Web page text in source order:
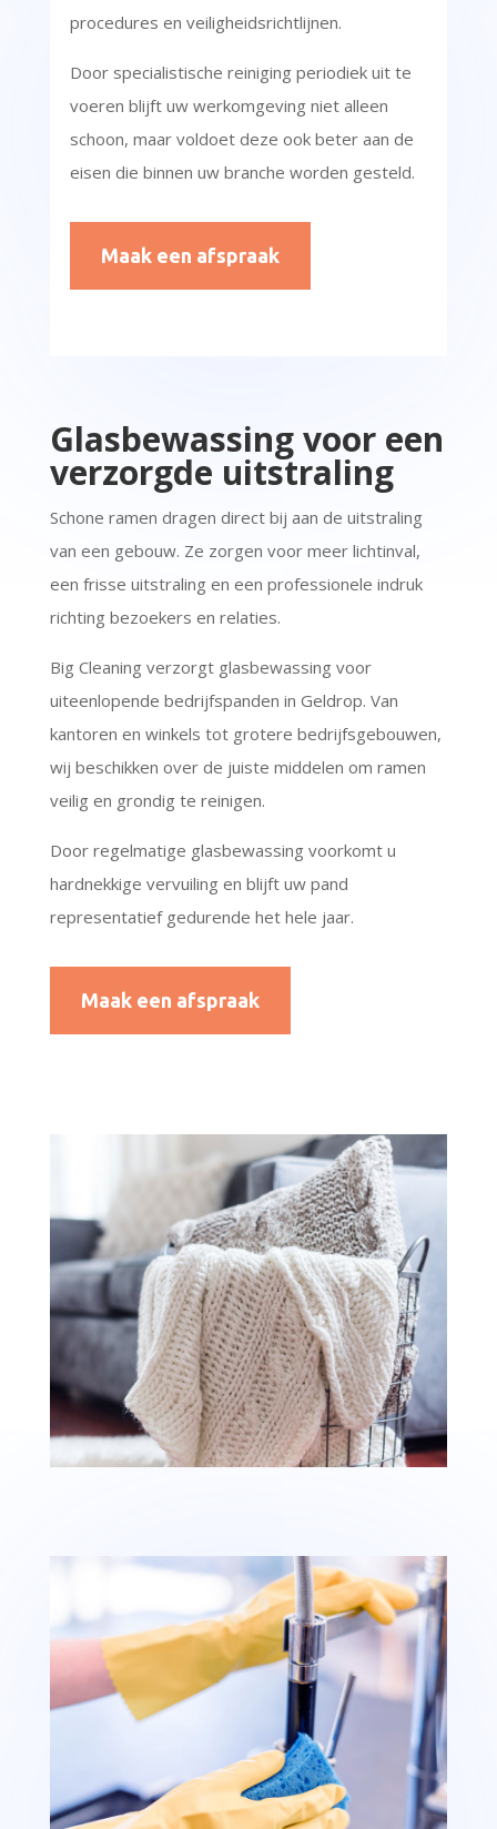
procedures en veiligheidsrichtlijnen.
Door specialistische reiniging periodiek uit te
voeren blijft uw werkomgeving niet alleen
schoon, maar voldoet deze ook beter aan de
eisen die binnen uw branche worden gesteld.
Maak een afspraak
Glasbewassing voor een
verzorgde uitstraling
Schone ramen dragen direct bij aan de uitstraling
van een gebouw. Ze zorgen voor meer lichtinval,
een frisse uitstraling en een professionele indruk
richting bezoekers en relaties.
Big Cleaning verzorgt glasbewassing voor
uiteenlopende bedrijfspanden in Geldrop. Van
kantoren en winkels tot grotere bedrijfsgebouwen,
wij beschikken over de juiste middelen om ramen
veilig en grondig te reinigen.
Door regelmatige glasbewassing voorkomt u
hardnekkige vervuiling en blijft uw pand
representatief gedurende het hele jaar.
Maak een afspraak